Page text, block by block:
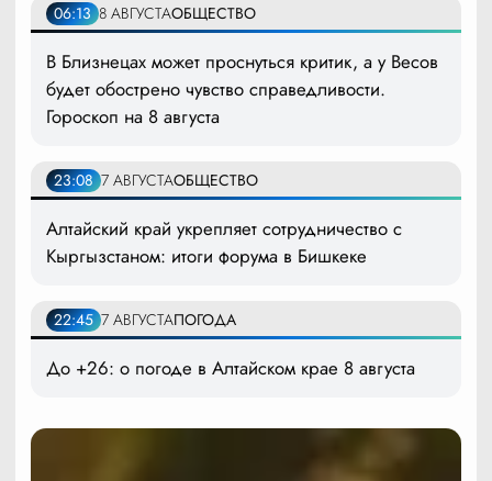
06:13 8 АВГУСТАОБЩЕСТВО
В Близнецах может проснуться критик, а у Весов
будет обострено чувство справедливости.
Гороскоп на 8 августа
23:08 7 АВГУСТАОБЩЕСТВО
Алтайский край укрепляет сотрудничество с
Кыргызстаном: итоги форума в Бишкеке
22:45 7 АВГУСТАПОГОДА
До +26: о погоде в Алтайском крае 8 августа